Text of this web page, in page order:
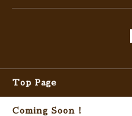
Top Page
Coming Soon !